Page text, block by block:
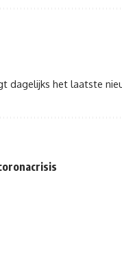
dagelijks het laatste